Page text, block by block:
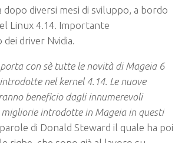
dopo diversi mesi di sviluppo, a bordo
Linux 4.14. Importante
dei driver Nvidia.
con sè tutte le novità di Mageia 6
nel kernel 4.14. Le nuove
beneficio dagli innumerevoli
introdotte in Mageia in questi
di Donald Steward il quale ha poi